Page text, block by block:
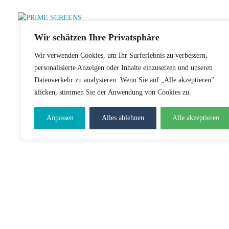
Wir schätzen Ihre Privatsphäre
Wir verwenden Cookies, um Ihr Surferlebnis zu verbessern,
personalisierte Anzeigen oder Inhalte einzusetzen und unseren
Datenverkehr zu analysieren. Wenn Sie auf „Alle akzeptieren"
klicken, stimmen Sie der Anwendung von Cookies zu.
Anpassen Alles ablehnen Alle akzeptieren